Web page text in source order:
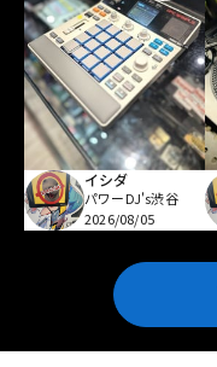
イシダ
パワーDJ's渋谷
2026/08/05